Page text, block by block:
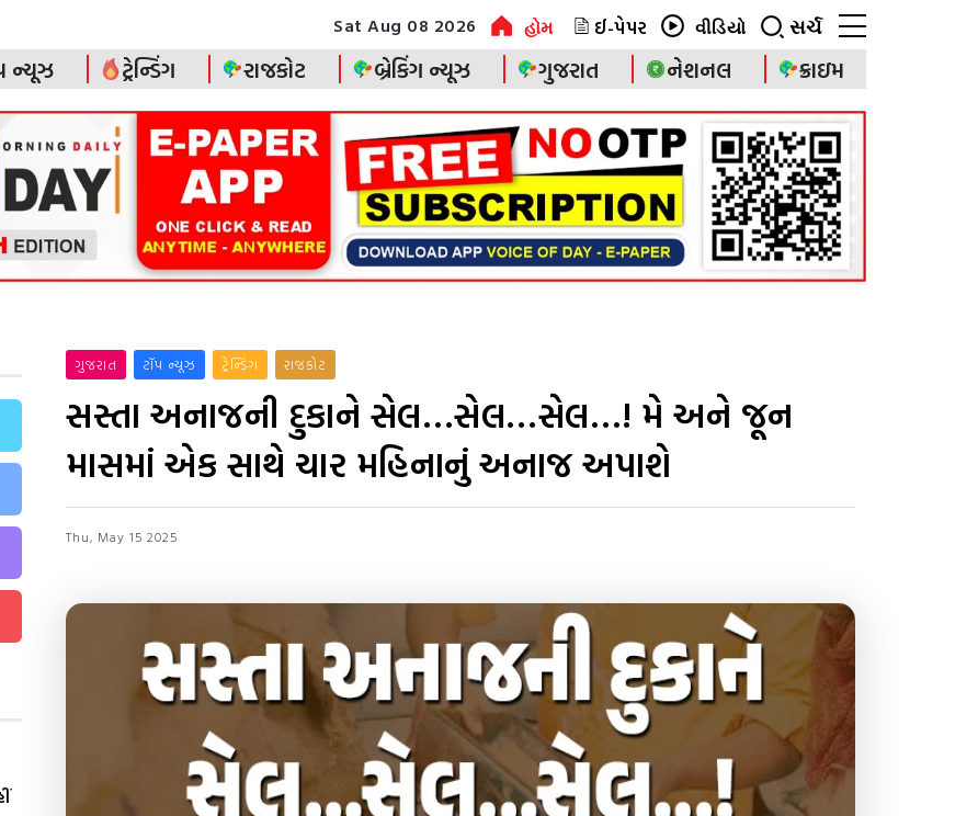
Sat Aug 08 2026 હોમ ઈ-પેપર વીડિયો સર્ચ
ન્યૂઝ ટ્રેન્ડિંગ રાજકોટ બ્રેકિંગ ન્યૂઝ ગુજરાત નેશનલ ક્રાઇમ
ગુજરાત ટૉપ ન્યૂઝ ટ્રેન્ડિંગ રાજકોટ
સસ્તા અનાજની દુકાને સેલ…સેલ…સેલ…! મે અને જૂન
માસમાં એક સાથે ચાર મહિનાનું અનાજ અપાશે
Thu, May 15 2025